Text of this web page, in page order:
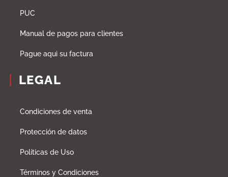
PUC
Manual de pagos para clientes
Pague aqui su factura
LEGAL
Condiciones de venta
Protección de datos
Políticas de Uso
Términos y Condiciones